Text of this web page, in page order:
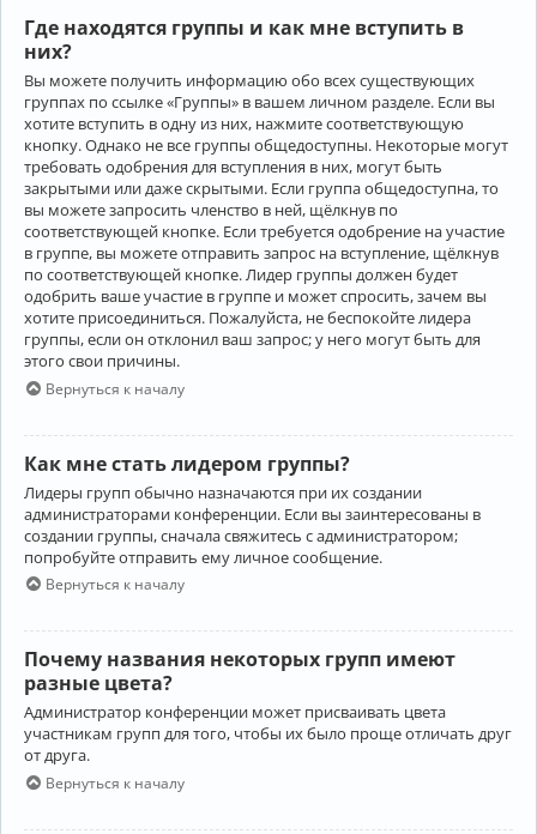
Где находятся группы и как мне вступить в
них?
Вы можете получить информацию обо всех существующих
группах по ссылке «Группы» в вашем личном разделе. Если вы
хотите вступить в одну из них, нажмите соответствующую
кнопку. Однако не все группы общедоступны. Некоторые могут
требовать одобрения для вступления в них, могут быть
закрытыми или даже скрытыми. Если группа общедоступна, то
вы можете запросить членство в ней, щёлкнув по
соответствующей кнопке. Если требуется одобрение на участие
в группе, вы можете отправить запрос на вступление, щёлкнув
по соответствующей кнопке. Лидер группы должен будет
одобрить ваше участие в группе и может спросить, зачем вы
хотите присоединиться. Пожалуйста, не беспокойте лидера
группы, если он отклонил ваш запрос; у него могут быть для
этого свои причины.
Вернуться к началу
Как мне стать лидером группы?
Лидеры групп обычно назначаются при их создании
администраторами конференции. Если вы заинтересованы в
создании группы, сначала свяжитесь с администратором;
попробуйте отправить ему личное сообщение.
Вернуться к началу
Почему названия некоторых групп имеют
разные цвета?
Администратор конференции может присваивать цвета
участникам групп для того, чтобы их было проще отличать друг
от друга.
Вернуться к началу